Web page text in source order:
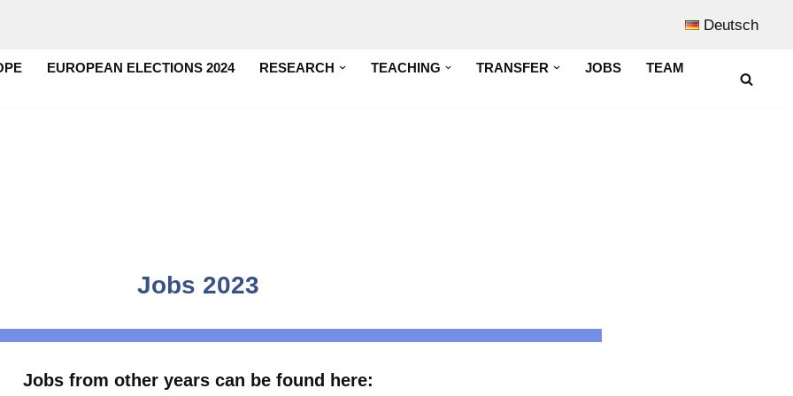
Deutsch
EUROPEAN ELECTIONS 2024 RESEARCH TEACHING TRANSFER JOBS
TEAM
Jobs 2023
Jobs from other years can be found here: